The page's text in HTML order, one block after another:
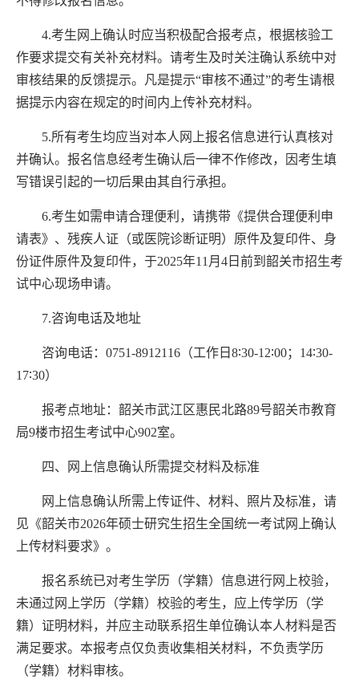
4.考生网上确认时应当积极配合报考点，根据核验工
作要求提交有关补充材料。请考生及时关注确认系统中对
审核结果的反馈提示。凡是提示“审核不通过”的考生请根
据提示内容在规定的时间内上传补充材料。
5.所有考生均应当对本人网上报名信息进行认真核对
并确认。报名信息经考生确认后一律不作修改，因考生填
写错误引起的一切后果由其自行承担。
6.考生如需申请合理便利，请携带《提供合理便利申
请表》、残疾人证（或医院诊断证明）原件及复印件、身
份证件原件及复印件，于2025年11 月 4 日前到韶关市招生考
试中心现场申请。
7.咨询电话及地址
咨询电话： 0751-8912116 （工作日 8∶30-12∶00； 14∶30-
17∶30）
报考点地址：韶关市武江区惠民北路89号韶关市教育
局9楼市招生考试中心902室。
四、网上信息确认所需提交材料及标准
网上信息确认所需上传证件、材料、照片及标准，请
见《韶关市2026年硕士研究生招生全国统一考试网上确认
上传材料要求》。
报名系统已对考生学历（学籍）信息进行网上校验，
未通过网上学历（学籍）校验的考生，应上传学历（学
籍）证明材料，并应主动联系招生单位确认本人材料是否
满足要求。本报考点仅负责收集相关材料，不负责学历
（学籍）材料审核。